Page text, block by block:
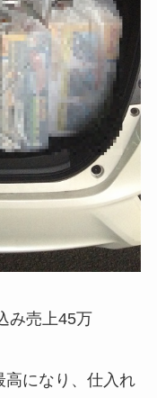
み売上45万
高になり、仕入れ